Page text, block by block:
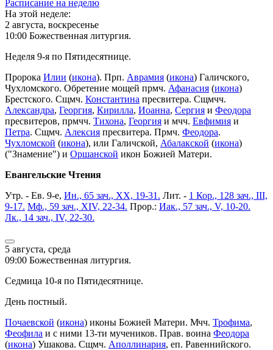
Расписание на неделю
На этой неделе:
2 августа, воскресенье
10:00 Божественная литургия.
Неделя 9-я по Пятидесятнице.
Пророка Илии (икона). Прп. Аврамия (икона) Галичского,
Чухломского. Обретение мощей прмч. Афанасия (икона)
Брестского. Сщмч. Константина пресвитера. Сщмчч.
Александра, Георгия, Кирилла, Иоанна, Сергия и Феодора
пресвитеров, прмчч. Тихона, Георгия и мчч. Евфимия и
Петра. Сщмч. Алексия пресвитера. Прмч. Феодора.
Чухломской (икона), или Галичской, Абалакской (икона)
("Знамение") и Оршанской икон Божией Матери.
Евангельские Чтения
Утр. - Ев. 9-е, Ин., 65 зач., XX, 19-31. Лит. - 1 Кор., 128 зач., III,
9-17. Мф., 59 зач., XIV, 22-34. Прор.: Иак., 57 зач., V, 10-20.
Лк., 14 зач., IV, 22-30.
5 августа, среда
09:00 Божественная литургия.
Седмица 10-я по Пятидесятнице.
День постный.
Почаевской (икона) иконы Божией Матери. Мчч. Трофима,
Феофила и с ними 13-ти мучеников. Прав. воина Феодора
(икона) Ушакова. Сщмч. Аполлинария, еп. Равеннийского.